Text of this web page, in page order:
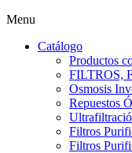
Menu
Catálogo
Productos
FILTROS,
Osmosis
Repuestos
Filtros
Filtros